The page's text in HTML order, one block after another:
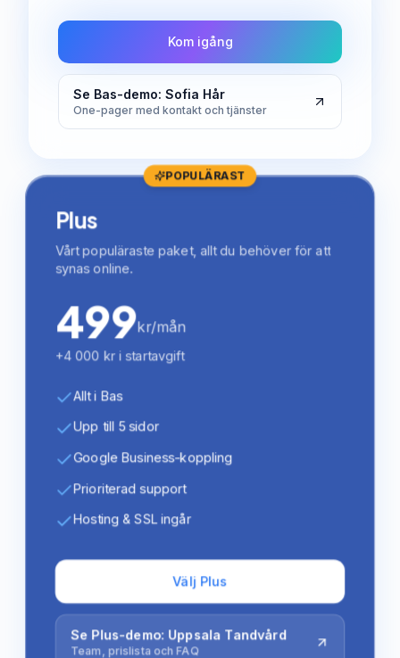
Kom igång
Se Bas-demo: Sofia Hår
One-pager med kontakt och tjänster
POPULÄRAST
Plus
Vårt populäraste paket, allt du behöver för att
synas online.
499kr/mån
+4 000 kr i startavgift
Allt i Bas
Upp till 5 sidor
Google Business-koppling
Prioriterad support
Hosting & SSL ingår
Välj Plus
Se Plus-demo: Uppsala Tandvård
Team, prislista och FAQ